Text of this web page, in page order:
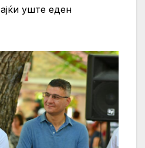
уште еден